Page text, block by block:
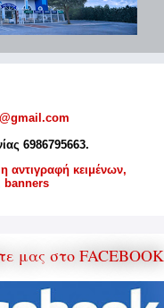
6986795663.
αντιγραφή κειμένων,
banners
μας στο FACEBOOK